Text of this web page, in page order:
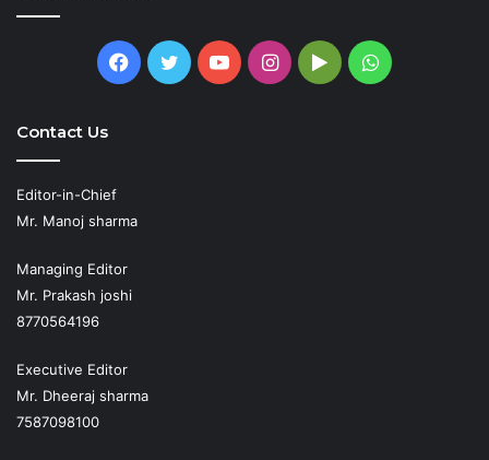
Facebook
TwitterYouTubeInstagram
GoogleWhatsApp
Contact Us
Editor-in-Chief
Mr. Manoj sharma
Managing Editor
Mr. Prakash joshi
8770564196
Executive Editor
Mr. Dheeraj sharma
7587098100